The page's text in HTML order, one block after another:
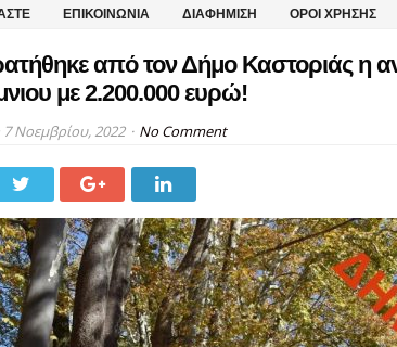
ΕΠΙΚΟΙΝΩΝΊΑ ΔΙΑΦΉΜΙΣΗ ΌΡΟΙ ΧΡΉΣΗΣ
από τον Δήμο Καστοριάς η
με 2.200.000 ευρώ!
7 Νοεμβρίου, 2022 No Comment